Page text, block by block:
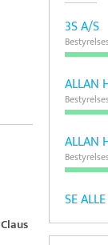
3S A/S
ALLAN
ALLAN
SE
Claus